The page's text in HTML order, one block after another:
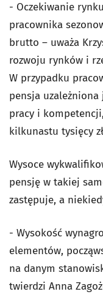
- Oczekiwanie
pracownika
brutto – uważa
rozwoju rynków i
W przypadku
pensja
pracy i
kilkunastu tysięcy
Wysoce
pensję w takiej
zastępuje, a
- Wysokość
elementów,
na danym
twierdzi Anna